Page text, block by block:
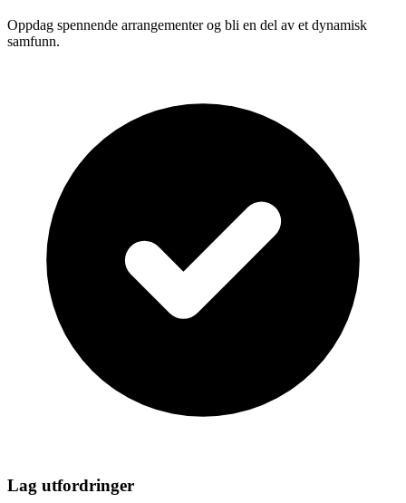
Oppdag spennende arrangementer og bli en del av et dynamisk
samfunn.
Lag utfordringer